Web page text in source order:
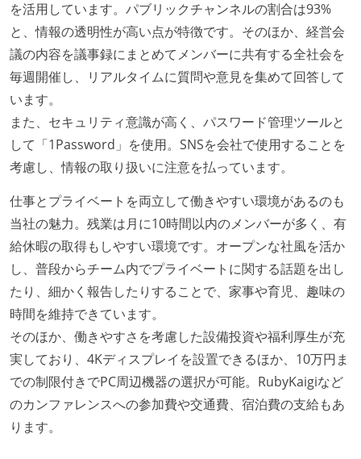
を活用しています。パブリックチャンネルの割合は93%
と、情報の透明性が高い点が特徴です。そのほか、経営会
議の内容を議事録にまとめてメンバーに共有する全社会を
毎週開催し、リアルタイムに質問や意見を集めて回答して
います。
また、セキュリティ意識が高く、パスワード管理ツールと
して「1Password」を使用。SNSを会社で使用することを
考慮し、情報の取り扱いに注意を払っています。
仕事とプライベートを両立して働きやすい環境があるのも
当社の魅力。残業は月に10時間以内のメンバーが多く、有
給休暇の取得もしやすい環境です。オープンな社風を活か
し、普段からチーム内でプライベートに関する話題を出し
たり、細かく報告したりすることで、家事や育児、趣味の
時間を維持できています。
そのほか、働きやすさを考慮した設備投資や福利厚生が充
実しており、4Kディスプレイを設置できるほか、10万円ま
での制限付きでPC周辺機器の選択が可能。RubyKaigiなど
のカンファレンスへの参加費や交通費、宿泊費の支給もあ
ります。